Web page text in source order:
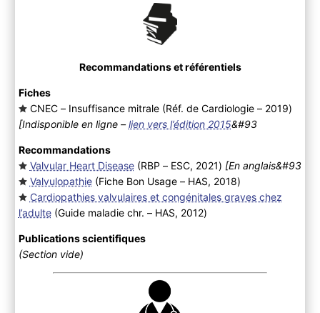
Recommandations et référentiels
Fiches
CNEC – Insuffisance mitrale (Réf. de Cardiologie – 2019)
[Indisponible en ligne – lien vers l’édition 2015&#93
Recommandations
Valvular Heart Disease(RBP – ESC, 2021) [En anglais&#93
Valvulopathie(Fiche Bon Usage – HAS, 2018)
Cardiopathies valvulaires et congénitales graves chez
l’adulte(Guide maladie chr. – HAS, 2012)
Publications scientifiques
(Section vide)